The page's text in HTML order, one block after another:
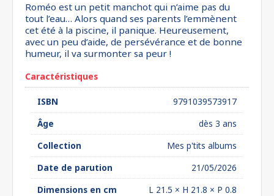
Roméo est un petit manchot qui n’aime pas du
tout l’eau… Alors quand ses parents l’emmènent
cet été à la piscine, il panique. Heureusement,
avec un peu d’aide, de persévérance et de bonne
humeur, il va surmonter sa peur !
Caractéristiques
ISBN
9791039573917
Âge
dès 3 ans
Collection
Mes p'tits albums
Date de parution
21/05/2026
Dimensions en cm
L 21.5 × H 21.8 × P 0.8